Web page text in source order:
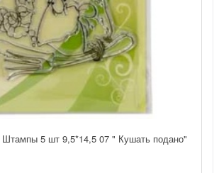
5 шт 9,5*14,5 07 " Кушать подано"